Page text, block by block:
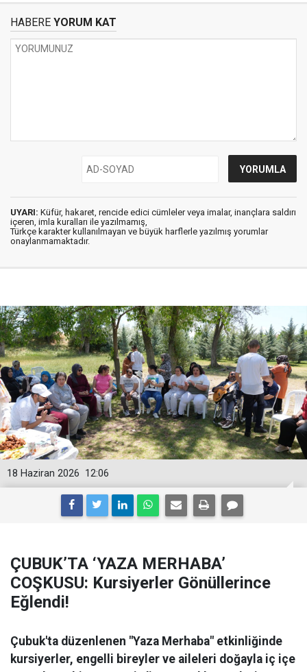
HABERE YORUM KAT
UYARI: Küfür, hakaret, rencide edici cümleler veya imalar, inançlara saldırı
içeren, imla kuralları ile yazılmamış,
Türkçe karakter kullanılmayan ve büyük harflerle yazılmış yorumlar
onaylanmamaktadır.
12:06
18 Haziran 2026
ÇUBUK’TA ‘YAZA MERHABA’
COŞKUSU: Kursiyerler Gönüllerince
Eğlendi!
Çubuk'ta düzenlenen "Yaza Merhaba" etkinliğinde
kursiyerler, engelli bireyler ve aileleri doğayla iç içe